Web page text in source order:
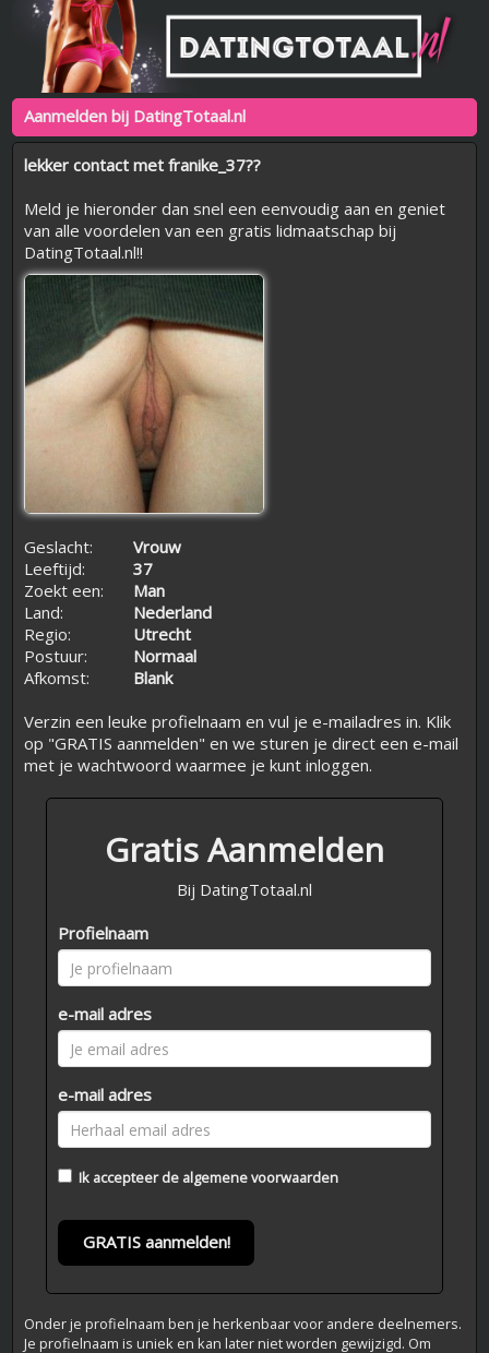
Aanmelden bij DatingTotaal.nl
lekker contact met franike_37??
Meld je hieronder dan snel een eenvoudig aan en geniet
van alle voordelen van een gratis lidmaatschap bij
DatingTotaal.nl!!
Geslacht:
Vrouw
Leeftijd:
37
Zoekt een:
Man
Land:
Nederland
Regio:
Utrecht
Postuur:
Normaal
Afkomst:
Blank
Verzin een leuke profielnaam en vul je e-mailadres in. Klik
op "GRATIS aanmelden" en we sturen je direct een e-mail
met je wachtwoord waarmee je kunt inloggen.
Gratis Aanmelden
Bij DatingTotaal.nl
Profielnaam
e-mail adres
e-mail adres
Ik accepteer de algemene voorwaarden
GRATIS aanmelden!
Onder je profielnaam ben je herkenbaar voor andere deelnemers.
Je profielnaam is uniek en kan later niet worden gewijzigd. Om